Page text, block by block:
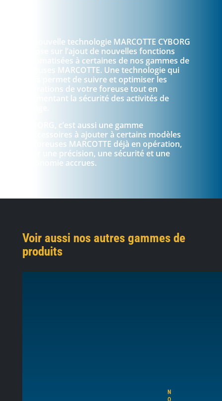
La nouvelle technologie MARCOTTE CYBORG
repose sur l’ajout de nouvelles fonctions
automatisées à certaines de nos gammes de
foreuses MARCOTTE. Une technologie qui
vous permet de suivre et optimiser les
opérations de votre foreuse tout en
augmentant la sécurité des activités de
CYBORG, c’est aussi une gamme
d’accessoires à ajouter à certains modèles
de foreuses MARCOTTE déjà en opération,
pour une précision, une sécurité et une
autonomie accrues.
Voir aussi nos autres gammes de
produits
N
O